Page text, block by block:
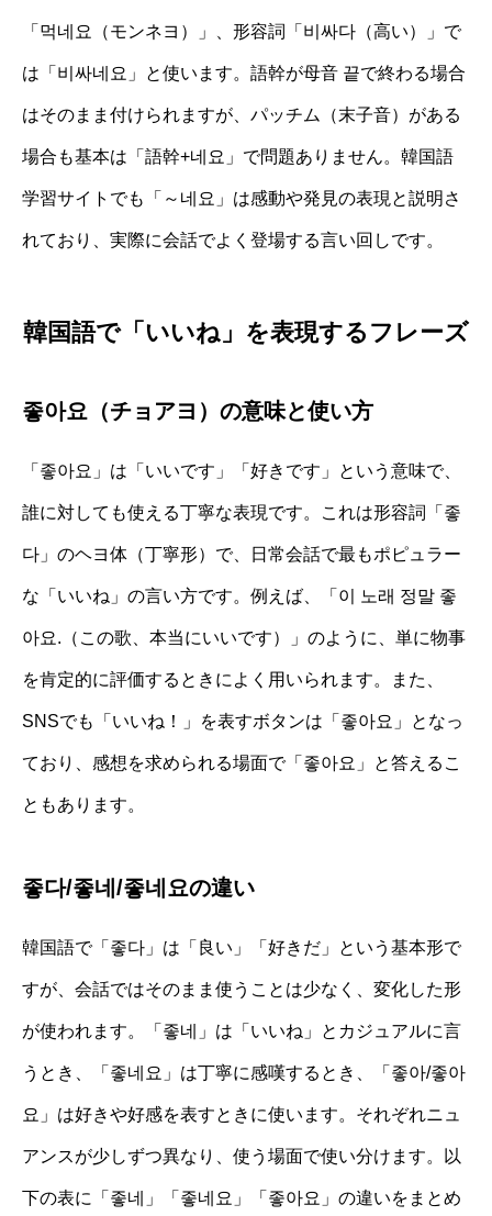
「먹네요（モンネヨ）」、形容詞「비싸다（高い）」で
は「비싸네요」と使います。語幹が母音 끝で終わる場合
はそのまま付けられますが、パッチム（末子音）がある
場合も基本は「語幹+네요」で問題ありません。韓国語
学習サイトでも「～네요」は感動や発見の表現と説明さ
れており、実際に会話でよく登場する言い回しです。
韓国語で「いいね」を表現するフレーズ
좋아요（チョアヨ）の意味と使い方
「좋아요」は「いいです」「好きです」という意味で、
誰に対しても使える丁寧な表現です。これは形容詞「좋
다」のヘヨ体（丁寧形）で、日常会話で最もポピュラー
な「いいね」の言い方です。例えば、「이 노래 정말 좋
아요.（この歌、本当にいいです）」のように、単に物事
を肯定的に評価するときによく用いられます。また、
SNSでも「いいね！」を表すボタンは「좋아요」となっ
ており、感想を求められる場面で「좋아요」と答えるこ
ともあります。
좋다/좋네/좋네요の違い
韓国語で「좋다」は「良い」「好きだ」という基本形で
すが、会話ではそのまま使うことは少なく、変化した形
が使われます。「좋네」は「いいね」とカジュアルに言
うとき、「좋네요」は丁寧に感嘆するとき、「좋아/좋아
요」は好きや好感を表すときに使います。それぞれニュ
アンスが少しずつ異なり、使う場面で使い分けます。以
下の表に「좋네」「좋네요」「좋아요」の違いをまとめ